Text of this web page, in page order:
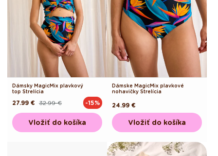
Dámsky MagicMix plavkový
top Strelícia
Pôvodná32.99 €
Akciová
27.99 € -15%
Vložiť do košíka
Dámske MagicMix plavkové
nohavičky Strelícia
Pôvodná
cena
24.99 €
Vložiť do košíka